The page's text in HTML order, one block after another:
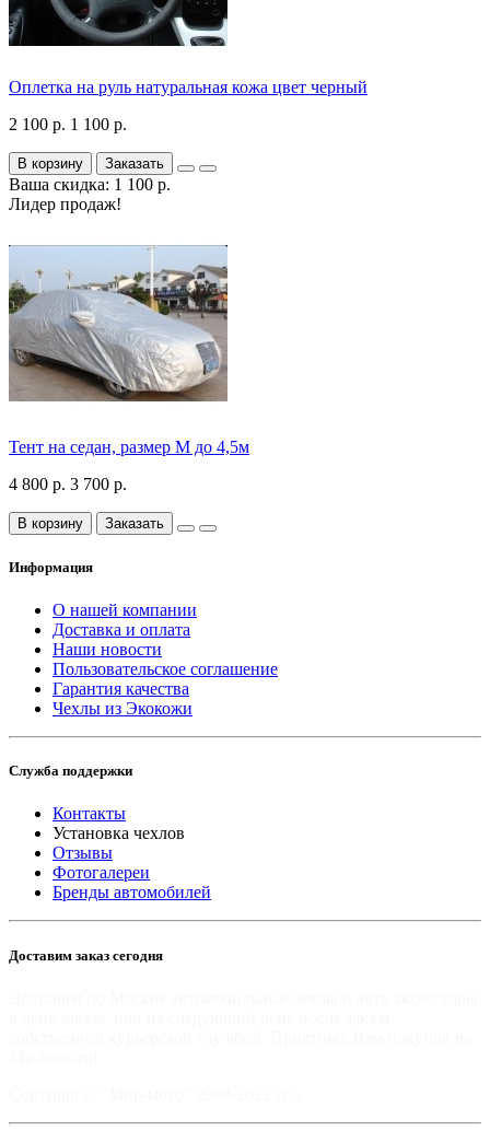
Оплетка на руль натуральная кожа цвет черный
2 100 р. 1 100 р.
В корзину Заказать
Ваша скидка: 1 100 р.
Лидер продаж!
Тент на седан, размер М до 4,5м
4 800 р. 3 700 р.
В корзину Заказать
Информация
О нашей компании
Доставка и оплата
Наши новости
Пользовательское соглашение
Гарантия качества
Чехлы из Экокожи
Служба поддержки
Контакты
Установка чехлов
Отзывы
Фотогалереи
Бренды автомобилей
Доставим заказ сегодня